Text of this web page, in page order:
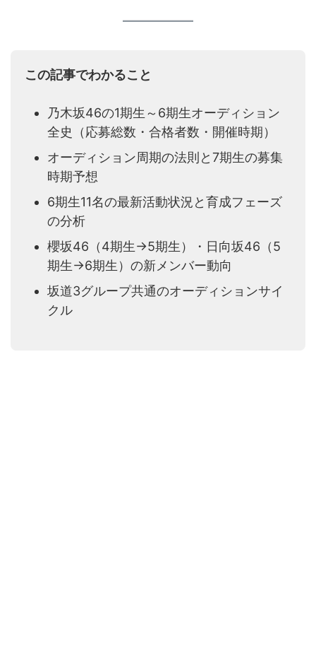
この記事でわかること
乃木坂46の1期生～6期生オーディション
全史（応募総数・合格者数・開催時期）
オーディション周期の法則と7期生の募集
時期予想
6期生11名の最新活動状況と育成フェーズ
の分析
櫻坂46（4期生→5期生）・日向坂46（5
期生→6期生）の新メンバー動向
坂道3グループ共通のオーディションサイ
クル